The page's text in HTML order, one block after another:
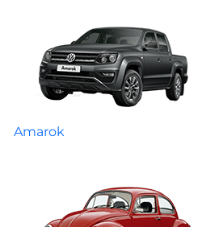
Amarok